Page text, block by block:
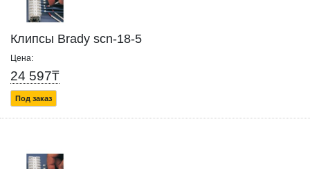
Клипсы Brady scn-18-5
Цена:
24 597₸
Под заказ